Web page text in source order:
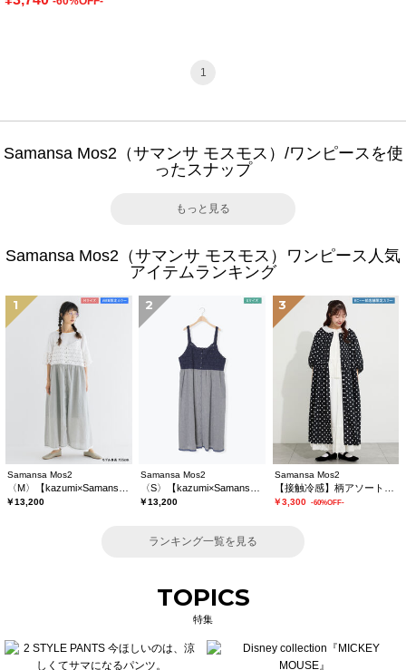
1
Samansa Mos2（サマンサ モスモス）/ワンピースを使
ったスナップ
もっと見る
Samansa Mos2（サマンサ モスモス）ワンピース人気
アイテムランキング
1
Samansa Mos2
￥13,200
2
Samansa Mos2
￥13,200
3
Samansa Mos2
￥3,300 -60%OFF-
ランキング一覧を見る
TOPICS
特集